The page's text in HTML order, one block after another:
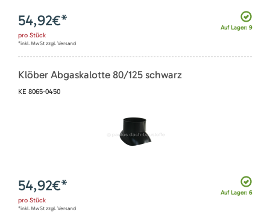
Auf Lager: 9
54,92€*
pro Stück
*inkl. MwSt zzgl. Versand
Klöber Abgaskalotte 80/125 schwarz
KE 8065-0450
Auf Lager: 6
54,92€*
pro Stück
*inkl. MwSt zzgl. Versand